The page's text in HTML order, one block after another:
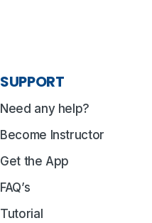
SUPPORT
Need any help?
Become Instructor
Get the App
FAQ’s
Tutorial